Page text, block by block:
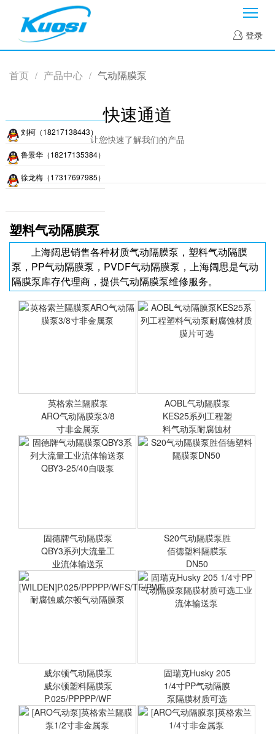
登录
首页 / 产品中心 / 气动隔膜泵
快速通道
让您快速了解我们的产品
塑料气动隔膜泵
上海阔思销售各种材质气动隔膜泵，塑料气动隔膜
泵，PP气动隔膜泵，PVDF气动隔膜泵，上海阔思是气动
隔膜泵库存代理商，提供气动隔膜泵维修服务。
英格索兰隔膜泵ARO气动隔
<查看详情>
英格索兰隔膜泵
ARO气动隔膜泵3/8
寸非金属泵
<查看详情>
AOBL气动隔膜泵
KES25系列工程塑
料气动泵耐腐蚀材
质膜片
固德牌气动隔膜泵QBY3系
<查看详情>
固德牌气动隔膜泵
QBY3系列大流量工
业流体输送泵
S20气动隔膜泵胜佰德塑料
<查看详情>
S20气动隔膜泵胜
佰德塑料隔膜泵
DN50
威尔顿气动隔膜泵
威尔顿塑料隔膜泵
P.025/PPPPP/WF
固瑞克Husky 205
1/4寸PP气动隔膜
泵隔膜材质可选
刘柯（18217138443）
鲁景华（18217135384）
徐龙梅（17317697985）